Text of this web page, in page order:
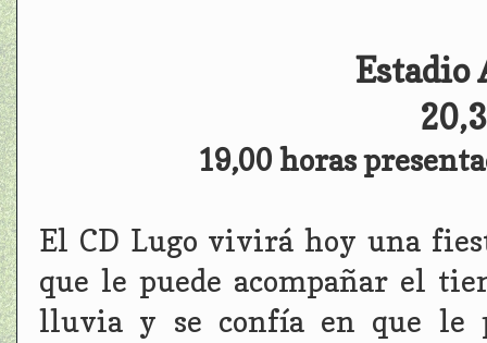
Estadio
19,00 horas
El CD Lugo vivirá hoy una
que le puede acompañar el
lluvia y se confía en que le